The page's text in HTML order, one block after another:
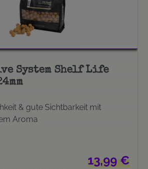
System Shelf Life
& gute Sichtbarkeit mit
Aroma
Regulärer
13,99 €